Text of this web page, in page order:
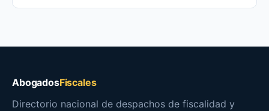
AbogadosFiscales
Directorio nacional de despachos de fiscalidad y